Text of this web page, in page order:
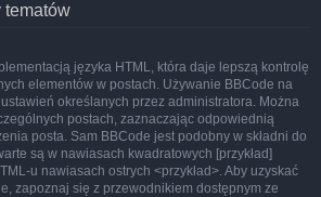
tematów
języka HTML, która daje lepszą kontrolę
elementów w postach. Używanie BBCode na
określanych przez administratora. Można
postach, zaznaczając odpowiednią
posta. Sam BBCode jest podobny w składni do
są w nawiasach kwadratowych [przykład]
u nawiasach ostrych <przykład>. Aby uzyskać
zapoznaj się z przewodnikiem dostępnym ze